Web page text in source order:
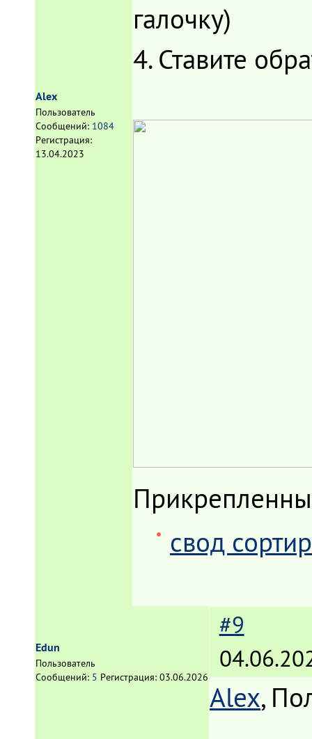
Alex
Пользователь
Сообщений: 1084
Регистрация:
13.04.2023
галочку)
4. Ставите
свод
Edun
Пользователь
Сообщений: 5 Регистрация: 03.06.2026
#9
Alex,